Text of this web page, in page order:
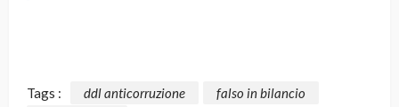
Tags : ddl anticorruzione falso in bilancio